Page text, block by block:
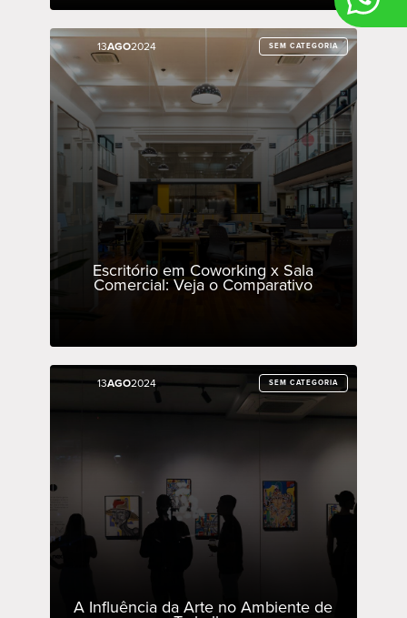
13AGO2024 SEM CATEGORIA
Escritório em Coworking x Sala
Comercial: Veja o Comparativo
13AGO2024 SEM CATEGORIA
13AGO2024 SEM CATEGORIA
A Influência da Arte no Ambiente de
13AGO2024 SEM CATEGORIA